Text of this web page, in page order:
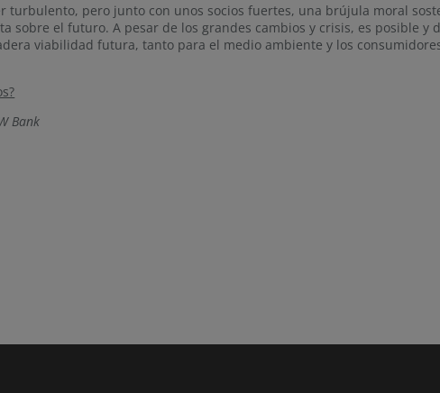
turbulento, pero junto con unos socios fuertes, una brújula moral
sobre el futuro. A pesar de los grandes cambios y crisis, es posible y
viabilidad futura, tanto para el medio ambiente y los
Bank